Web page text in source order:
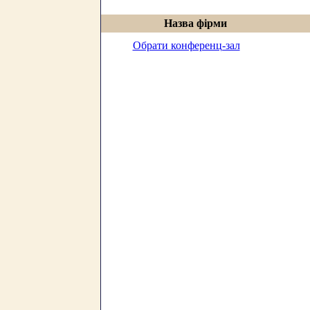
Назва фірми
Обрати конференц-зал